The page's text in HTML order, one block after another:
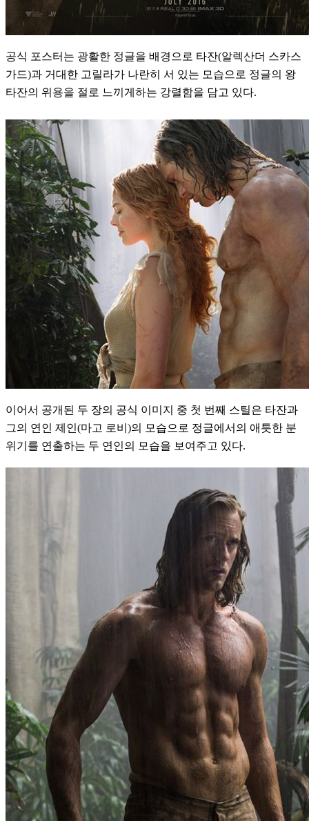
공식 포스터는 광활한 정글을 배경으로 타잔(알렉산더 스카스
가드)과 거대한 고릴라가 나란히 서 있는 모습으로 정글의 왕
타잔의 위용을 절로 느끼게하는 강렬함을 담고 있다.
이어서 공개된 두 장의 공식 이미지 중 첫 번째 스틸은 타잔과
그의 연인 제인(마고 로비)의 모습으로 정글에서의 애틋한 분
위기를 연출하는 두 연인의 모습을 보여주고 있다.